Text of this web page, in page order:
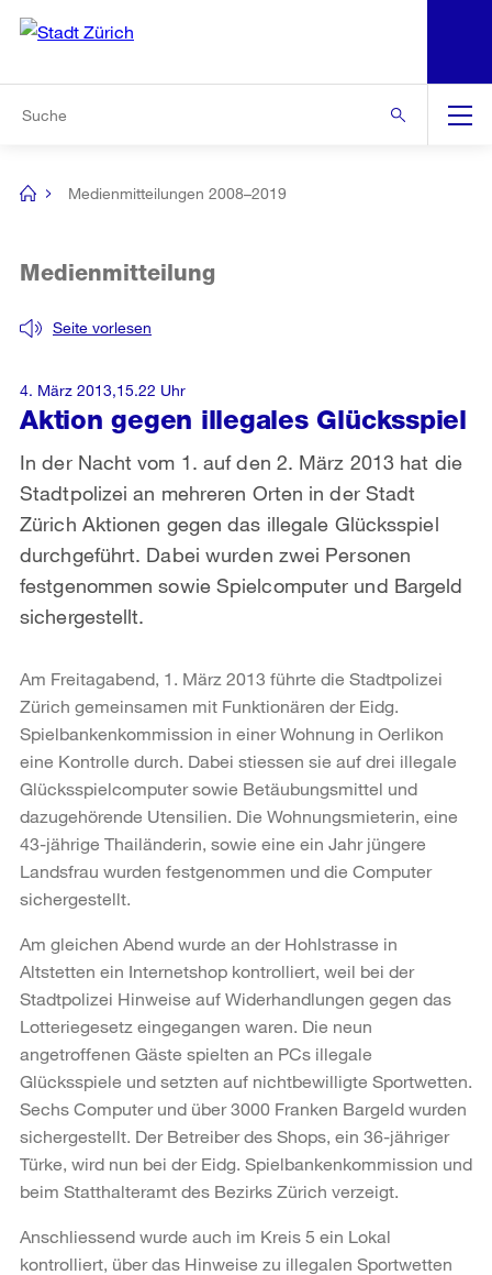
Navigation
[no
Medienmitteilungen 2008–2019
Aktion gegen illegales Glücksspiel
Seite vorlesen
Medienmitteilung
In der Nacht vom 1. auf den 2. März 2013 hat die
Stadtpolizei an mehreren Orten in der Stadt
Zürich Aktionen gegen das illegale Glücksspiel
durchgeführt. Dabei wurden zwei Personen
festgenommen sowie Spielcomputer und Bargeld
sichergestellt.
4. März 2013,15.22 Uhr
Am Freitagabend, 1. März 2013 führte die Stadtpolizei
Zürich gemeinsamen mit Funktionären der Eidg.
Spielbankenkommission in einer Wohnung in Oerlikon
eine Kontrolle durch. Dabei stiessen sie auf drei illegale
Glücksspielcomputer sowie Betäubungsmittel und
dazugehörende Utensilien. Die Wohnungsmieterin, eine
43-jährige Thailänderin, sowie eine ein Jahr jüngere
Landsfrau wurden festgenommen und die Computer
sichergestellt.
Am gleichen Abend wurde an der Hohlstrasse in
Altstetten ein Internetshop kontrolliert, weil bei der
Stadtpolizei Hinweise auf Widerhandlungen gegen das
Lotteriegesetz eingegangen waren. Die neun
angetroffenen Gäste spielten an PCs illegale
Glücksspiele und setzten auf nichtbewilligte Sportwetten.
Sechs Computer und über 3000 Franken Bargeld wurden
sichergestellt. Der Betreiber des Shops, ein 36-jähriger
Türke, wird nun bei der Eidg. Spielbankenkommission und
beim Statthalteramt des Bezirks Zürich verzeigt.
Anschliessend wurde auch im Kreis 5 ein Lokal
kontrolliert, über das Hinweise zu illegalen Sportwetten